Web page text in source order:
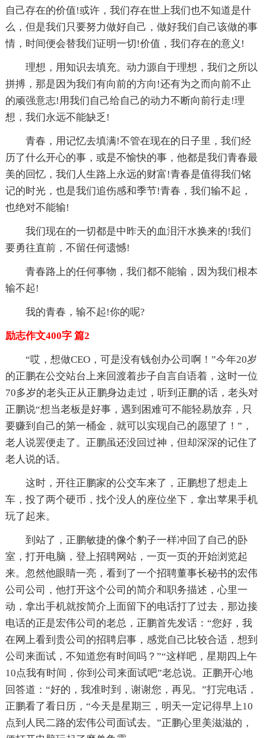
自己存在的价值!或许，我们存在世上我们也不知道是什
么，但是我们只要努力做好自己，做好我们自己该做的事
情，时间便会替我们证明一切!价值，我们存在的意义!
理想，用知识去填充。动力源自于理想，我们之所以
拼搏，那是因为我们有向前的方向!还有为之而向前不止
的顽强意志!用我们自己给自己的动力不断向前行走!理
想，我们永远不能缺乏!
青春，用记忆去填满!不管在现在的日子里，我们经
历了什么开心的事，或是不愉快的事，他都是我们青春最
美的回忆，我们人生路上永远的财富!青春是值得我们铭
记的时光，也是我们追伤感和季节!青春，我们输不起，
也绝对不能输!
我们现在的一切都是中昨天的血泪汗水换来的!我们
要勇往直前，不留任何遗憾!
青春路上的任何事物，我们都不能输，因为我们根本
输不起!
我的青春，输不起!你的呢?
励志作文400字 篇2
“哎，想做CEO，可是没有钱创办公司啊！”今年20岁
的正鹏在公交站台上来回渡着步子自言自语着，这时一位
70多岁的老头正从正鹏身边走过，听到正鹏的话，老头对
正鹏说“想当老板是好事，遇到困难可不能轻易放弃，只
要赚到自己的第一桶金，就可以实现自己的愿望了！”，
老人说罢便走了。正鹏虽还没回过神，但却深深的记住了
老人说的话。
这时，开往正鹏家的公交车来了，正鹏想了想走上
车，投了两个硬币，找个没人的座位坐下，拿出苹果手机
玩了起来。
到站了，正鹏敏捷的像个豹子一样冲回了自己的卧
室，打开电脑，登上招聘网站，一页一页的开始浏览起
来。忽然他眼睛一亮，看到了一个招聘董事长秘书的宏伟
公司公司，他打开这个公司的简介和职务描述，心里一
动，拿出手机就按简介上面留下的电话打了过去，那边接
电话的正是宏伟公司的老总，正鹏首先发话：“您好，我
在网上看到贵公司的招聘启事，感觉自己比较合适，想到
公司来面试，不知道您有时间吗？”“这样吧，星期四上午
10点我有时间，你到公司来面试吧”老总说。正鹏开心地
回答道：“好的，我准时到，谢谢您，再见。”打完电话，
正鹏看了看日历，“今天是星期三，明天一定记得早上10
点到人民二路的宏伟公司面试去。”正鹏心里美滋滋的，